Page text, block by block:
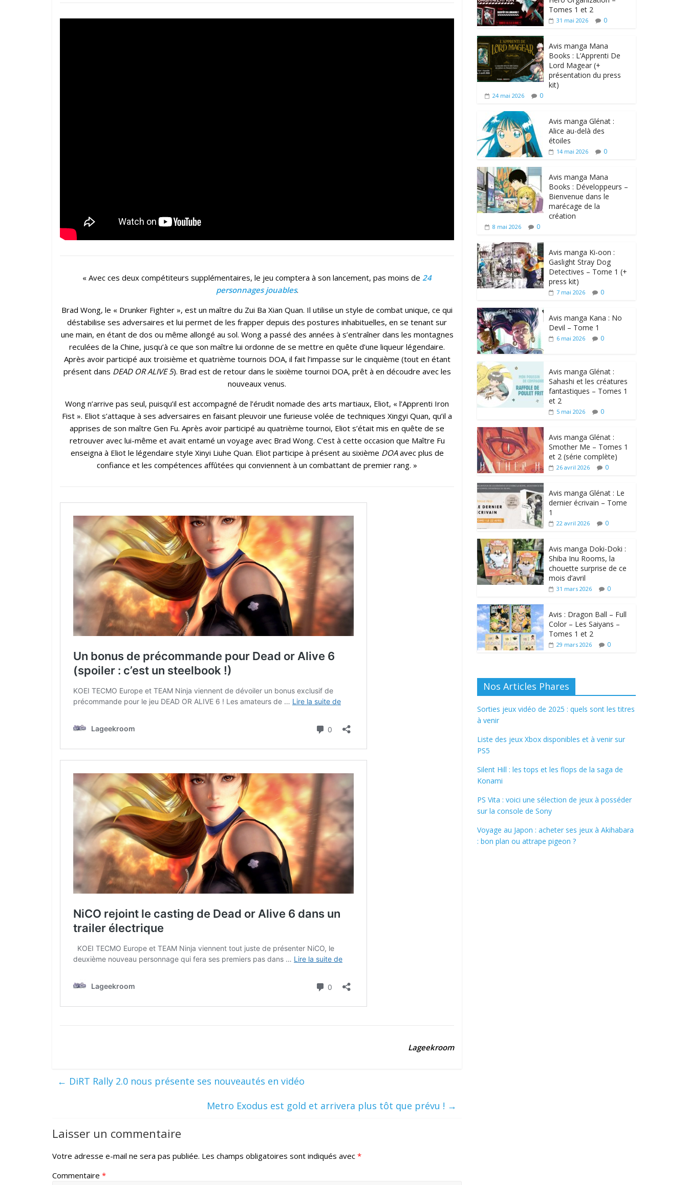
« Avec ces deux compétiteurs supplémentaires, le jeu comptera à son lancement, pas moins de 24
personnages jouables.
Brad Wong, le « Drunker Fighter », est un maître du Zui Ba Xian Quan. Il utilise un style de combat unique, ce qui
déstabilise ses adversaires et lui permet de les frapper depuis des postures inhabituelles, en se tenant sur
une main, en étant de dos ou même allongé au sol. Wong a passé des années à s’entraîner dans les montagnes
reculées de la Chine, jusqu’à ce que son maître lui ordonne de se mettre en quête d’une liqueur légendaire.
Après avoir participé aux troisième et quatrième tournois DOA, il fait l’impasse sur le cinquième (tout en étant
présent dans DEAD OR ALIVE 5). Brad est de retour dans le sixième tournoi DOA, prêt à en découdre avec les
nouveaux venus.
Wong n’arrive pas seul, puisqu’il est accompagné de l’érudit nomade des arts martiaux, Eliot, « l’Apprenti Iron
Fist ». Eliot s’attaque à ses adversaires en faisant pleuvoir une furieuse volée de techniques Xingyi Quan, qu’il a
apprises de son maître Gen Fu. Après avoir participé au quatrième tournoi, Eliot s’était mis en quête de se
retrouver avec lui-même et avait entamé un voyage avec Brad Wong. C’est à cette occasion que Maître Fu
enseigna à Eliot le légendaire style Xinyi Liuhe Quan. Eliot participe à présent au sixième DOAavec plus de
confiance et les compétences affûtées qui conviennent à un combattant de premier rang. »
Lageekroom
← DiRT Rally 2.0 nous présente ses nouveautés en vidéo
Metro Exodus est gold et arrivera plus tôt que prévu ! →
Laisser un commentaire
Votre adresse e-mail ne sera pas publiée. Les champs obligatoires sont indiqués avec *
Commentaire *
Tomes 1 et 2
31 mai 2026 0
Avis manga Mana
Books : L’Apprenti De
Lord Magear (+
présentation du press
kit)
24 mai 2026 0
Avis manga Glénat :
Alice au-delà des
étoiles
14 mai 2026 0
Avis manga Mana
Books : Développeurs –
Bienvenue dans le
marécage de la
création
8 mai 2026 0
Avis manga Ki-oon :
Gaslight Stray Dog
Detectives – Tome 1 (+
press kit)
7 mai 2026 0
Avis manga Kana : No
Devil – Tome 1
6 mai 2026 0
Avis manga Glénat :
Sahashi et les créatures
fantastiques – Tomes 1
et 2
5 mai 2026 0
Avis manga Glénat :
Smother Me – Tomes 1
et 2 (série complète)
26 avril 2026 0
Avis manga Glénat : Le
dernier écrivain – Tome
1
22 avril 2026 0
Avis manga Doki-Doki :
Shiba Inu Rooms, la
chouette surprise de ce
mois d’avril
31 mars 2026 0
Avis : Dragon Ball – Full
Color – Les Saiyans –
Tomes 1 et 2
29 mars 2026 0
Nos Articles Phares
Sorties jeux vidéo de 2025 : quels sont les titres
à venir
Liste des jeux Xbox disponibles et à venir sur
PS5
Silent Hill : les tops et les flops de la saga de
Konami
PS Vita : voici une sélection de jeux à posséder
sur la console de Sony
Voyage au Japon : acheter ses jeux à Akihabara
: bon plan ou attrape pigeon ?